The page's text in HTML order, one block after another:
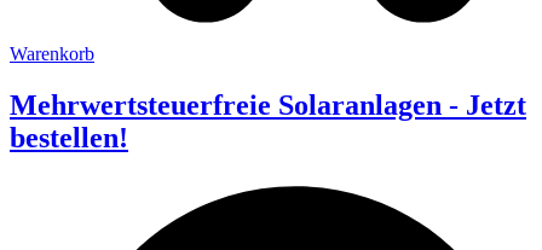
Warenkorb
Mehrwertsteuerfreie Solaranlagen - Jetzt
bestellen!